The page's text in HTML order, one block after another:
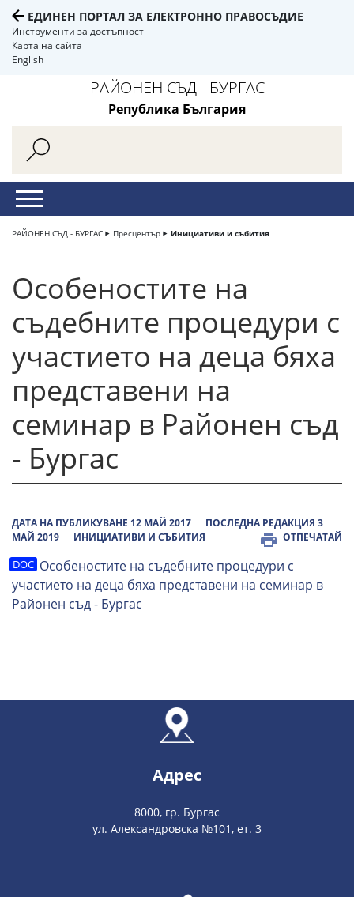
ЕДИНЕН ПОРТАЛ ЗА ЕЛЕКТРОННО ПРАВОСЪДИЕ
Инструменти за достъпност
Карта на сайта
English
РАЙОНЕН СЪД - БУРГАС
Република България
РАЙОНЕН СЪД - БУРГАС Пресцентър Инициативи и събития
Особеностите на
съдебните процедури с
участието на деца бяха
представени на
семинар в Районен съд
- Бургас
ДАТА НА ПУБЛИКУВАНЕ 12 МАЙ 2017
ПОСЛЕДНА РЕДАКЦИЯ 3
МАЙ 2019
ИНИЦИАТИВИ И СЪБИТИЯ ОТПЕЧАТАЙ
Особеностите на съдебните процедури с
участието на деца бяха представени на семинар в
Районен съд - Бургас
Адрес
8000, гр. Бургас
ул. Александровска №101, ет. 3